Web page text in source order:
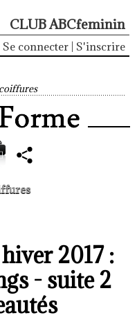
CLUB ABCfeminin
Se connecter S'inscrire
2017 :
- suite 2